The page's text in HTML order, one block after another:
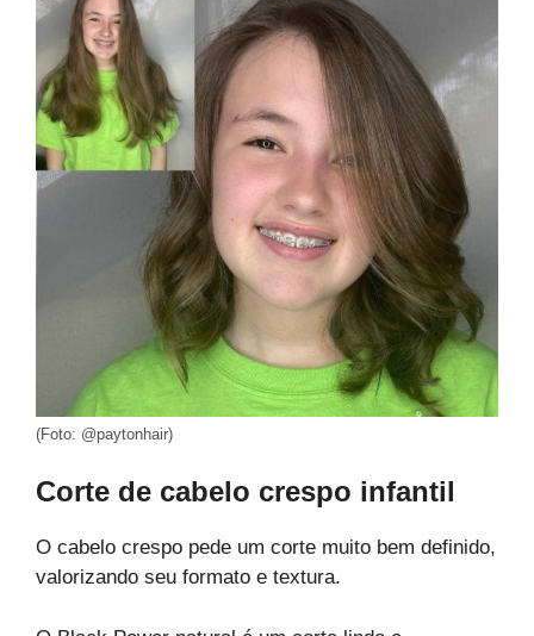
(Foto: @paytonhair)
Corte de cabelo crespo infantil
O cabelo crespo pede um corte muito bem definido,
valorizando seu formato e textura.